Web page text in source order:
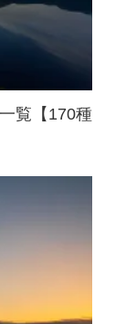
覧【170種